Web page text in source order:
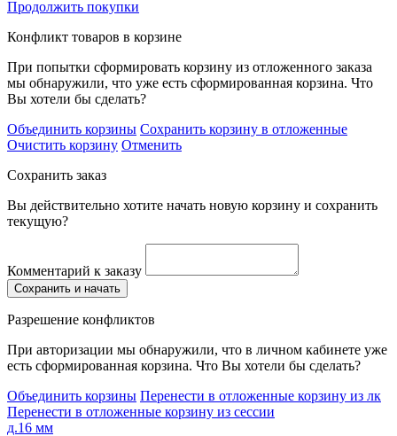
Продолжить покупки
Конфликт товаров в корзине
При попытки сформировать корзину из отложенного заказа
мы обнаружили, что уже есть сформированная корзина. Что
Вы хотели бы сделать?
Объединить корзины Сохранить корзину в отложенные
Очистить корзину Отменить
Сохранить заказ
Вы действительно хотите начать новую корзину и сохранить
текущую?
Комментарий к заказу
Сохранить и начать
Разрешение конфликтов
При авторизации мы обнаружили, что в личном кабинете уже
есть сформированная корзина. Что Вы хотели бы сделать?
Объединить корзины Перенести в отложенные корзину из лк
Перенести в отложенные корзину из сессии
д.16 мм